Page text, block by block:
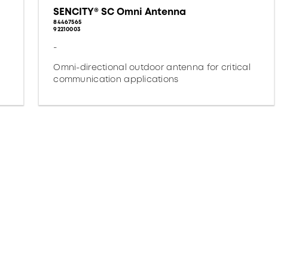
SENCITY® SC Omni Antenna
84467565
92210003
-
Omni-directional outdoor antenna for critical
communication applications